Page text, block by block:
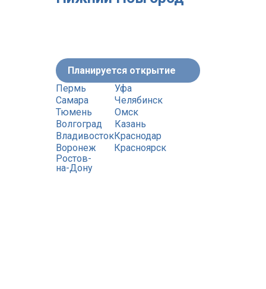
Планируется открытие
Пермь
Самара
Тюмень
Волгоград
Уфа
Челябинск
Омск
Казань
Владивосток
Воронеж
Ростов-
на-Дону
Краснодар
Красноярск